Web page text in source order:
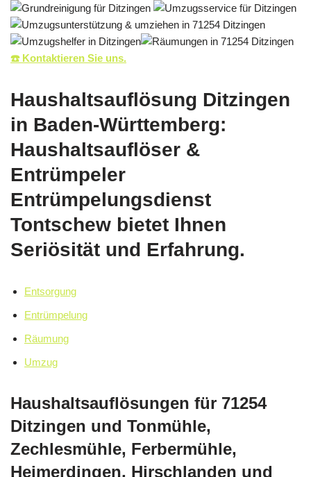
☎️ Kontaktieren Sie uns.
Haushaltsauflösung Ditzingen
in Baden-Württemberg:
Haushaltsauflöser &
Entrümpeler
Entrümpelungsdienst
Tontschew bietet Ihnen
Seriösität und Erfahrung.
Entsorgung
Entrümpelung
Räumung
Umzug
Haushaltsauflösungen für 71254
Ditzingen und Tonmühle,
Zechlesmühle, Ferbermühle,
Heimerdingen, Hirschlanden und